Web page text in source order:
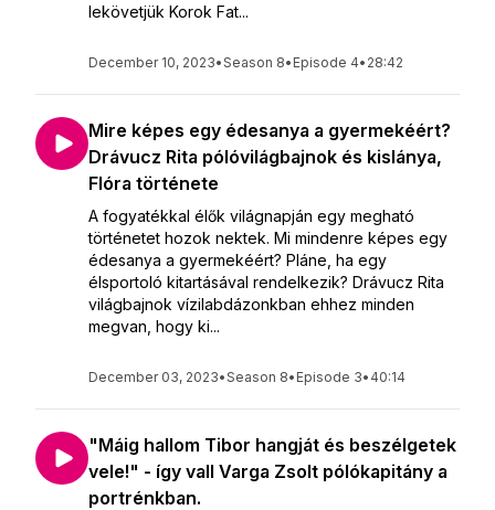
lekövetjük Korok Fat...
December 10, 2023•Season 8• Episode 4• 28:42
Mire képes egy édesanya a gyermekéért?
Drávucz Rita pólóvilágbajnok és kislánya,
Flóra története
A fogyatékkal élők világnapján egy megható
történetet hozok nektek. Mi mindenre képes egy
édesanya a gyermekéért? Pláne, ha egy
élsportoló kitartásával rendelkezik? Drávucz Rita
világbajnok vízilabdázonkban ehhez minden
megvan, hogy ki...
December 03, 2023•Season 8• Episode 3• 40:14
"Máig hallom Tibor hangját és beszélgetek
vele!" - így vall Varga Zsolt pólókapitány a
portrénkban.